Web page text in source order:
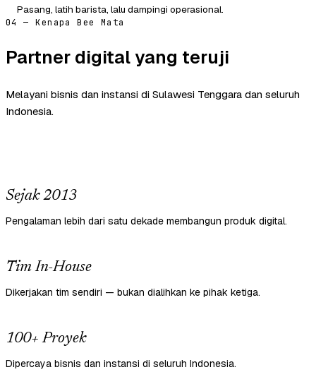
Pasang, latih barista, lalu dampingi operasional.
04 — Kenapa Bee Mata
Partner digital yang teruji
Melayani bisnis dan instansi di Sulawesi Tenggara dan seluruh
Indonesia.
Sejak 2013
Pengalaman lebih dari satu dekade membangun produk digital.
Tim In-House
Dikerjakan tim sendiri — bukan dialihkan ke pihak ketiga.
100+ Proyek
Dipercaya bisnis dan instansi di seluruh Indonesia.